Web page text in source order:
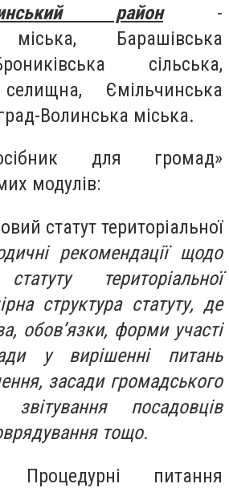
район-
міська, Барашівська
сільська,
Ємільчинська
Волинська міська.
для громад»
модулів:
статут територіальної
рекомендації щодо
територіальної
структура статуту, де
обов’язки, форми участі
у вирішенні питань
засади громадського
посадовців
тощо.
Процедурні питання